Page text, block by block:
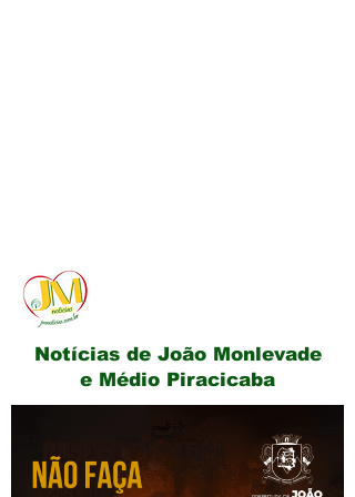
Notícias de João Monlevade
e Médio Piracicaba